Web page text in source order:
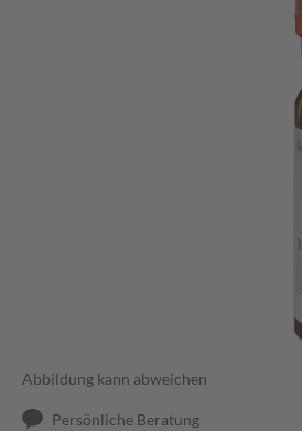
Abbildung kann abweichen
Persönliche Beratung